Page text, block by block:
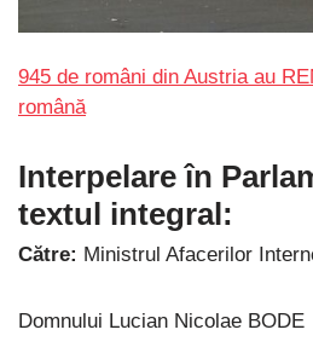
945 de români din Austria au
română
Interpelare în
textul integral:
Către: Ministrul Afacerilor
Domnului Lucian Nicolae BODE